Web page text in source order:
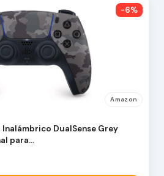
-6%
Amazon
DualSense Grey
para…